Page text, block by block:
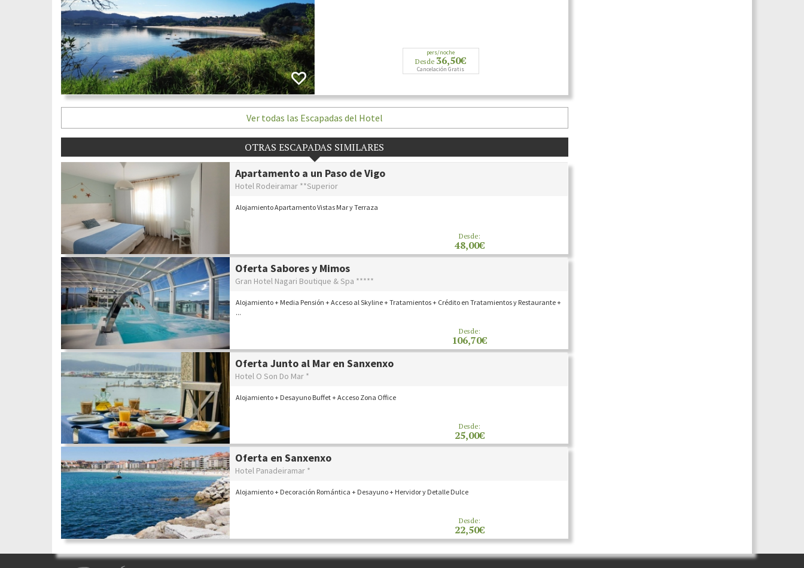
pers/noche
Desde 36,50€
Cancelación Gratis
Ver todas las Escapadas del Hotel
OTRAS ESCAPADAS SIMILARES
Apartamento a un Paso de Vigo
Hotel Rodeiramar **Superior
Alojamiento Apartamento Vistas Mar y Terraza
Desde:
48,00€
Oferta Sabores y Mimos
Gran Hotel Nagari Boutique & Spa *****
Alojamiento + Media Pensión + Acceso al Skyline + Tratamientos + Crédito en Tratamientos y Restaurante +
...
Desde:
106,70€
Oferta Junto al Mar en Sanxenxo
Hotel O Son Do Mar *
Alojamiento + Desayuno Buffet + Acceso Zona Office
Desde:
25,00€
Oferta en Sanxenxo
Hotel Panadeiramar *
Alojamiento + Decoración Romántica + Desayuno + Hervidor y Detalle Dulce
Desde:
22,50€